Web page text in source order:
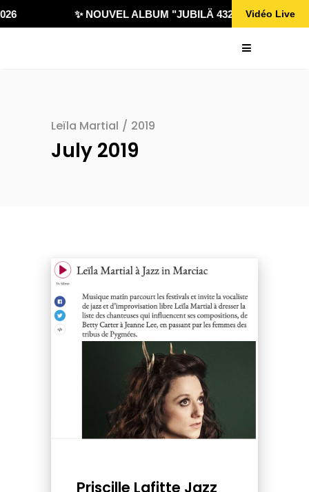
✨ NOUVEL ALBUM "JUBILÄ 432" DISPONIBLE !
Vidéo Live
Leïla Martial / 2019
July 2019
Priscille Lafitte Jazz